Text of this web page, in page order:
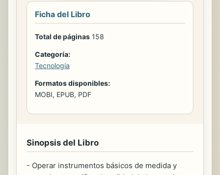
Ficha del Libro
Total de páginas 158
Categoría:
Tecnología
Formatos disponibles:
MOBI, EPUB, PDF
Sinopsis del Libro
- Operar instrumentos básicos de medida y